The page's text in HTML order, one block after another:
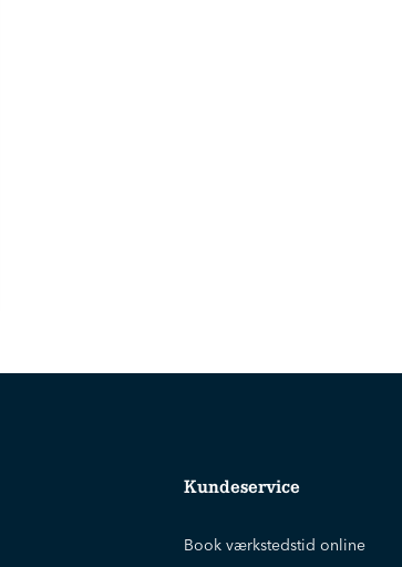
Kundeservice
Book værkstedstid online